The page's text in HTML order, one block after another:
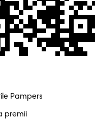
Pampers
premii